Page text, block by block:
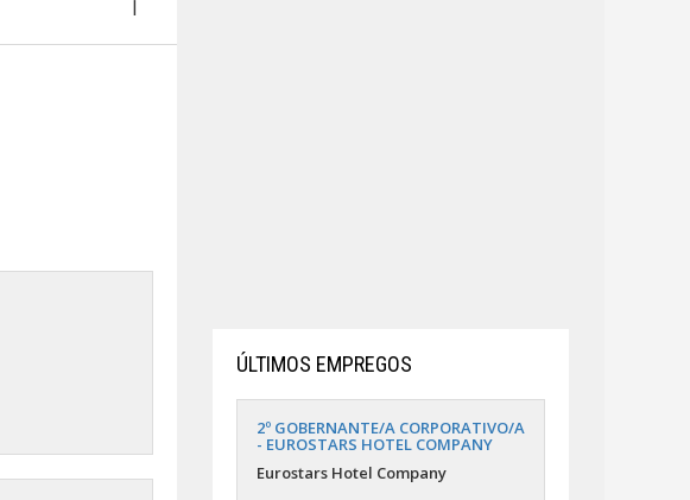
|
ÚLTIMOS EMPREGOS
2º GOBERNANTE/A CORPORATIVO/A
- EUROSTARS HOTEL COMPANY
Eurostars Hotel Company